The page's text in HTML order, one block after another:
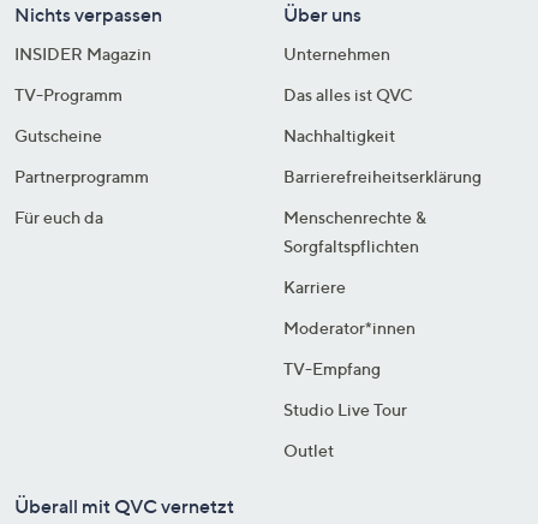
Nichts verpassen
INSIDER Magazin
TV-Programm
Gutscheine
Partnerprogramm
Für euch da
Über uns
Unternehmen
Das alles ist QVC
Nachhaltigkeit
Barrierefreiheitserklärung
Menschenrechte &
Sorgfaltspflichten
Karriere
Moderator*innen
TV-Empfang
Studio Live Tour
Outlet
Überall mit QVC vernetzt